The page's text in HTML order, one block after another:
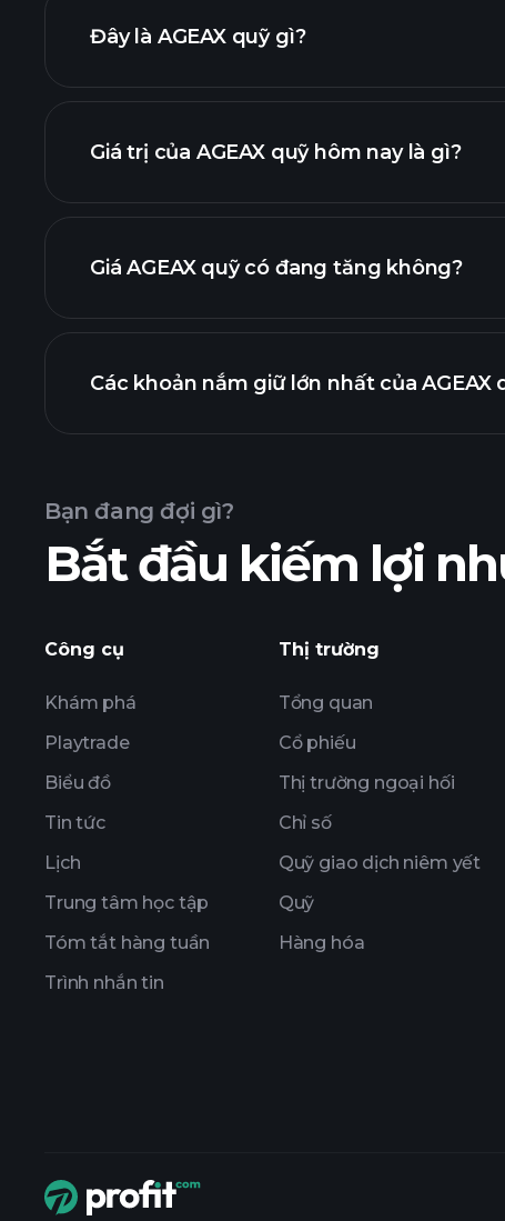
Đây là AGEAX quỹ gì?
Giá trị của AGEAX quỹ hôm nay là gì?
Giá AGEAX quỹ có đang tăng không?
Các khoản nắm giữ lớn nhất của AGEAX
Bạn đang đợi gì?
Bắt đầu kiếm lợi
Công cụ
Khám phá
Playtrade
Biểu đồ
Tin tức
Lịch
Trung tâm học tập
Tóm tắt hàng tuần
Trình nhắn tin
Thị trường
Tổng quan
Cổ phiếu
Thị trường ngoại hối
Chỉ số
Quỹ giao dịch niêm yết
Quỹ
Hàng hóa